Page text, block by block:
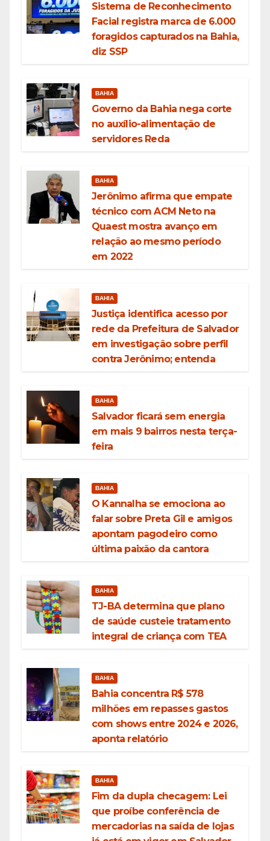
Sistema de Reconhecimento
Facial registra marca de 6.000
foragidos capturados na Bahia,
diz SSP
BAHIA
Governo da Bahia nega corte
no auxílio-alimentação de
servidores Reda
BAHIA
Jerônimo afirma que empate
técnico com ACM Neto na
Quaest mostra avanço em
relação ao mesmo período
em 2022
BAHIA
Justiça identifica acesso por
rede da Prefeitura de Salvador
em investigação sobre perfil
contra Jerônimo; entenda
BAHIA
Salvador ficará sem energia
em mais 9 bairros nesta terça-
feira
BAHIA
O Kannalha se emociona ao
falar sobre Preta Gil e amigos
apontam pagodeiro como
última paixão da cantora
BAHIA
TJ-BA determina que plano
de saúde custeie tratamento
integral de criança com TEA
BAHIA
Bahia concentra R$ 578
milhões em repasses gastos
com shows entre 2024 e 2026,
aponta relatório
BAHIA
Fim da dupla checagem: Lei
que proíbe conferência de
mercadorias na saída de lojas